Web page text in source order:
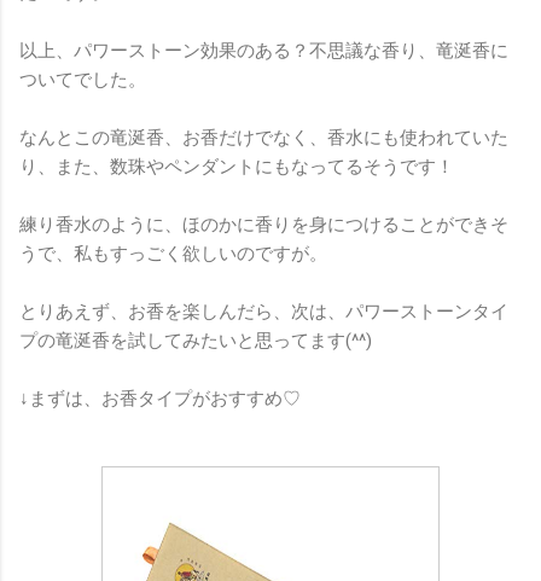
以上、パワーストーン効果のある？不思議な香り、竜涎香に
ついてでした。
なんとこの竜涎香、お香だけでなく、香水にも使われていた
り、また、数珠やペンダントにもなってるそうです！
練り香水のように、ほのかに香りを身につけることができそ
うで、私もすっごく欲しいのですが。
とりあえず、お香を楽しんだら、次は、パワーストーンタイ
プの竜涎香を試してみたいと思ってます(^^)
↓まずは、お香タイプがおすすめ♡